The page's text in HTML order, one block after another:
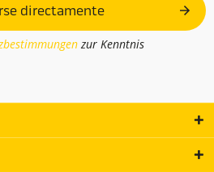
directamente
zur Kenntnis